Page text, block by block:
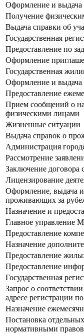
Оформление и выдача
Получение
Выдача справки об
Государственная
Предоставление по
Оформление
Государственная
Оформление и выдача
Предоставление
Прием сообщений о
физическими лицами
Жизненные ситуации
Выдача справок о
Администрация
Рассмотрение
Заключение договора
Лицензирование
Оформление, выдача и
проживающих за
Назначение и
Главное управление
Предоставление
Назначение
Предоставление
Предоставление
Государственная
Запрос о
адресе регистрации
Назначение
Постановка
нормативными